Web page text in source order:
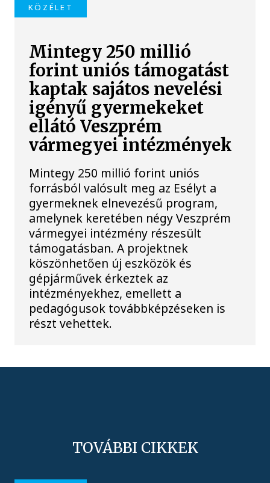
KÖZÉLET
Mintegy 250 millió
forint uniós támogatást
kaptak sajátos nevelési
igényű gyermekeket
ellátó Veszprém
vármegyei intézmények
Mintegy 250 millió forint uniós
forrásból valósult meg az Esélyt a
gyermeknek elnevezésű program,
amelynek keretében négy Veszprém
vármegyei intézmény részesült
támogatásban. A projektnek
köszönhetően új eszközök és
gépjárművek érkeztek az
intézményekhez, emellett a
pedagógusok továbbképzéseken is
részt vehettek.
TOVÁBBI CIKKEK